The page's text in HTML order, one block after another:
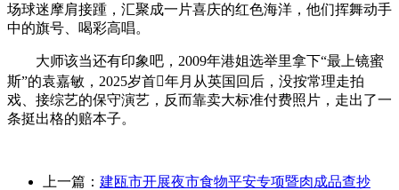
场球迷摩肩接踵，汇聚成一片喜庆的红色海洋，他们挥舞动手
中的旗号、喝彩高唱。
大师该当还有印象吧，2009年港姐选举里拿下“最上镜蜜
斯”的袁嘉敏，2025岁首年月从英国回后，没按常理走拍
戏、接综艺的保守演艺，反而靠卖大标准付费照片，走出了一
条挺出格的赔本子。
上一篇： 建瓯市开展夜市食物平安专项暨肉成品查抄